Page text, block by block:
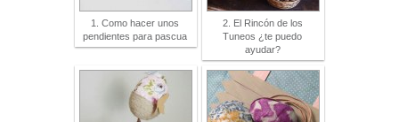
1. Como hacer unos
pendientes para pascua
2. El Rincón de los
Tuneos ¿te puedo
ayudar?